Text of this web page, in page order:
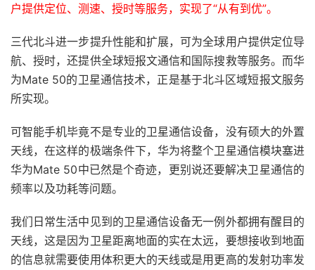
户提供定位、测速、授时等服务，实现了“从有到优”。
三代北斗进一步提升性能和扩展，可为全球用户提供定位导
航、授时，还提供全球短报文通信和国际搜救等服务。而华
为Mate 50的卫星通信技术，正是基于北斗区域短报文服务
所实现。
可智能手机毕竟不是专业的卫星通信设备，没有硕大的外置
天线，在这样的极端条件下，华为将整个卫星通信模块塞进
华为Mate 50中已然是个奇迹，更别说还要解决卫星通信的
频率以及功耗等问题。
我们日常生活中见到的卫星通信设备无一例外都拥有醒目的
天线，这是因为卫星距离地面的实在太远，要想接收到地面
的信息就需要使用体积更大的天线或是用更高的发射功率发